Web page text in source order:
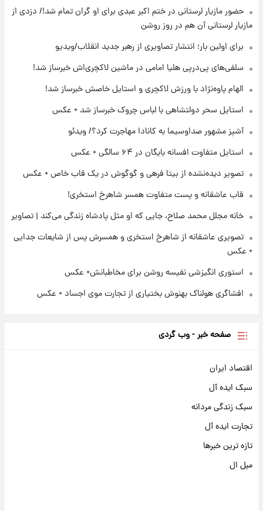
لیونل مسی عزادار شد! + جزئیات
۲۱ ساعت پیش
لحظه برخورد رعد و برق به ساختمان مرکز تجارت
جهانی در آمریکا + فیلم
۲۱ ساعت پیش
برای اولین بار؛ انتشار تصاویری از رهبر جدید
انقلاب/ویدیو
تصاویر عمامه بستن به شیوه خاتمی/ویدیو
حضور مازیار لرستانی در ختم اکبر عبدی برای او گران تمام شد!/ دزدی از
مازیار لرستانی آن هم در روز روشن
برای اولین بار؛ انتشار تصاویری از رهبر جدید انقلاب/ویدیو
سلفی‌های پی‌درپی هلیا امامی در ماشین لاکچری‌اش خبرساز شد!
الهام پاوه‌نژاد با ورزش لاکچری و استایل خاصش خبرساز شد!
استایل سحر دولتشاهی با لباس چروک خبرساز شد + عکس
آشپز مشهور صداوسیما به کانادا مهاجرت کرد؟/ ویدئو
استایل متفاوت افسانه بایگان در ۶۴ سالگی + عکس
تصویر دیده‌نشده از بیتا فرهی و گوگوش در یک قاب خاص + عکس
قاب عاشقانه و پست متفاوت همسر شاهرخ استخری!
خانه مجلل محمد صلاح، جایی که او مثل پادشاه زندگی می‌کند | تصاویر
تصویری عاشقانه از شاهرخ استخری و همسرش پس از شایعات جدایی
+ عکس
استوری انگیزشی نفیسه روشن برای مخاطبانش+ عکس
افشاگری هولناک بهنوش بختیاری از تجارت موی اجساد + عکس
صفحه خبر - وب گردی
اقتصاد ایران
سبک ایده آل
سبک زندگی مردانه
تجارت ایده آل
تازه ترین خبرها
مبل ال